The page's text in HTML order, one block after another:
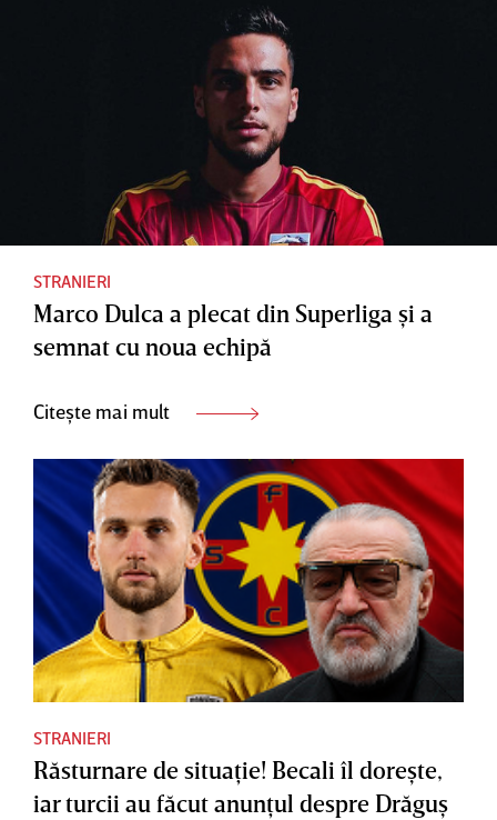
STRANIERI
Marco Dulca a plecat din Superliga şi a
semnat cu noua echipă
Citește mai mult
STRANIERI
Răsturnare de situaţie! Becali îl doreşte,
iar turcii au făcut anunţul despre Drăguş